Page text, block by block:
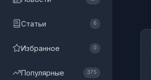
Статьи 6
Избранное 0
Популярные 375